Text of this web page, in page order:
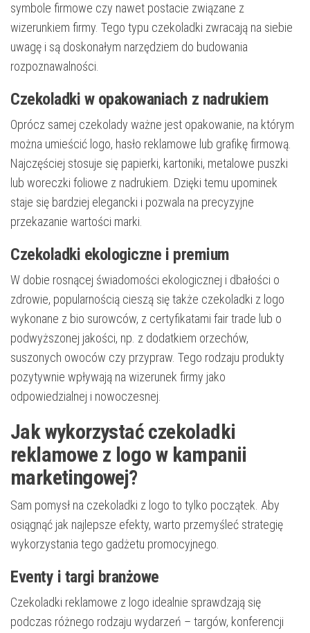
symbole firmowe czy nawet postacie związane z
wizerunkiem firmy. Tego typu czekoladki zwracają na siebie
uwagę i są doskonałym narzędziem do budowania
rozpoznawalności.
Czekoladki w opakowaniach z nadrukiem
Oprócz samej czekolady ważne jest opakowanie, na którym
można umieścić logo, hasło reklamowe lub grafikę firmową.
Najczęściej stosuje się papierki, kartoniki, metalowe puszki
lub woreczki foliowe z nadrukiem. Dzięki temu upominek
staje się bardziej elegancki i pozwala na precyzyjne
przekazanie wartości marki.
Czekoladki ekologiczne i premium
W dobie rosnącej świadomości ekologicznej i dbałości o
zdrowie, popularnością cieszą się także czekoladki z logo
wykonane z bio surowców, z certyfikatami fair trade lub o
podwyższonej jakości, np. z dodatkiem orzechów,
suszonych owoców czy przypraw. Tego rodzaju produkty
pozytywnie wpływają na wizerunek firmy jako
odpowiedzialnej i nowoczesnej.
Jak wykorzystać czekoladki
reklamowe z logo w kampanii
marketingowej?
Sam pomysł na czekoladki z logo to tylko początek. Aby
osiągnąć jak najlepsze efekty, warto przemyśleć strategię
wykorzystania tego gadżetu promocyjnego.
Eventy i targi branżowe
Czekoladki reklamowe z logo idealnie sprawdzają się
podczas różnego rodzaju wydarzeń – targów, konferencji